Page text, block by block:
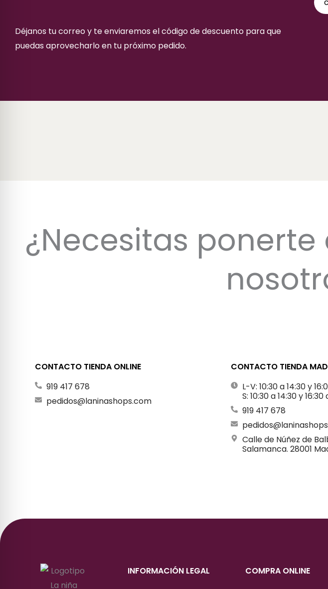
Déjanos tu correo y te enviaremos el código de descuento para que
puedas aprovecharlo en tu próximo pedido.
¿Necesitas
CONTACTO TIENDA ONLINE
919 417 678
pedidos@laninashops.com
CONTACTO TIENDA
L-V: 10:30 a 14:30 y
S: 10:30 a 14:30 y 16:30
919 417 678
Calle de Núñez de
Salamanca. 28001
INFORMACIÓN LEGAL
COMPRA ONLINE